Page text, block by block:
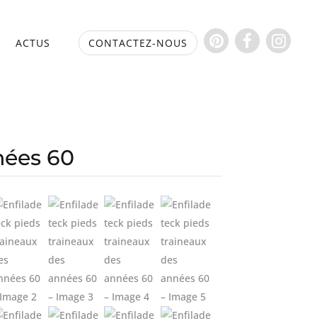
ACTUS CONTACTEZ-NOUS
60